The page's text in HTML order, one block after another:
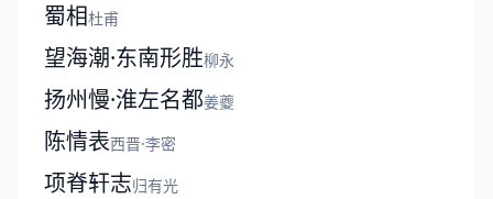
蜀相杜甫
望海潮·东南形胜柳永
扬州慢·淮左名都姜夔
陈情表西晋·李密
项脊轩志归有光